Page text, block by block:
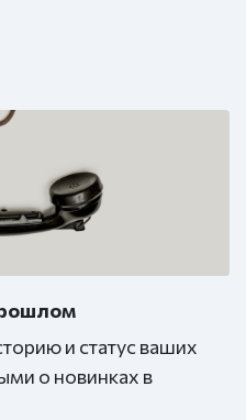
и статус ваших
о новинках в